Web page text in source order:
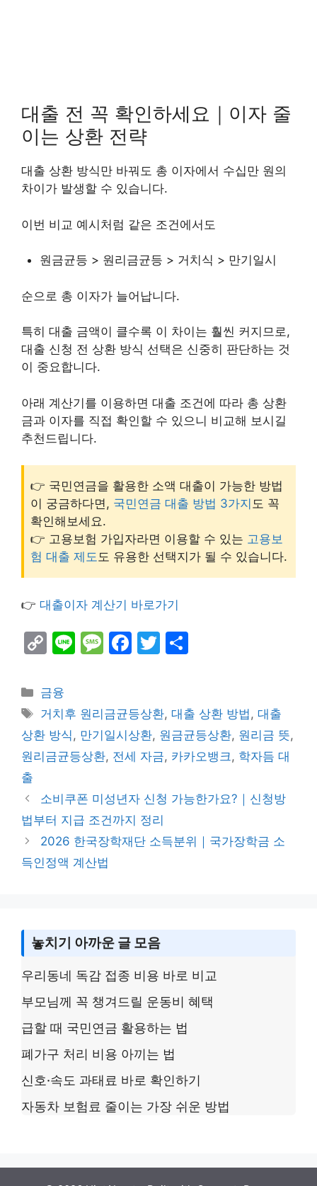
대출 전 꼭 확인하세요｜이자 줄
이는 상환 전략
대출 상환 방식만 바꿔도 총 이자에서 수십만 원의
차이가 발생할 수 있습니다.
이번 비교 예시처럼 같은 조건에서도
원금균등 > 원리금균등 > 거치식 > 만기일시
순으로 총 이자가 늘어납니다.
특히 대출 금액이 클수록 이 차이는 훨씬 커지므로,
대출 신청 전 상환 방식 선택은 신중히 판단하는 것
이 중요합니다.
아래 계산기를 이용하면 대출 조건에 따라 총 상환
금과 이자를 직접 확인할 수 있으니 비교해 보시길
추천드립니다.
👉 국민연금을 활용한 소액 대출이 가능한 방법
이 궁금하다면, 국민연금 대출 방법 3가지 도 꼭
확인해보세요.
👉 고용보험 가입자라면 이용할 수 있는 고용보
험 대출 제도도 유용한 선택지가 될 수 있습니다.
👉 대출이자 계산기 바로가기
C
p
y
Li
n
Li M
s
a
g
F
e
b
o
k
T
er e
Categories
금융
Tags
거치후 원리금균등상환,대출 상환 방법,대출
상환 방식, 만기일시상환, 원금균등상환, 원리금 뜻,
원리금균등상환, 전세 자금, 카카오뱅크, 학자듬 대
출
소비쿠폰 미성년자 신청 가능한가요?｜신청방
법부터 지급 조건까지 정리
2026 한국장학재단 소득분위｜국가장학금 소
득인정액 계산법
놓치기 아까운 글 모음
우리동네 독감 접종 비용 바로 비교
부모님께 꼭 챙겨드릴 운동비 혜택
급할 때 국민연금 활용하는 법
폐가구 처리 비용 아끼는 법
신호·속도 과태료 바로 확인하기
자동차 보험료 줄이는 가장 쉬운 방법